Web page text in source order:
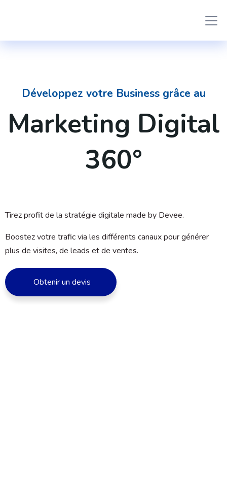
Développez votre Business grâce au
Marketing Digital
360°
Tirez profit de la stratégie digitale made by Devee.
Boostez votre trafic via les différents canaux pour générer
plus de visites, de leads et de ventes.
Obtenir un devis